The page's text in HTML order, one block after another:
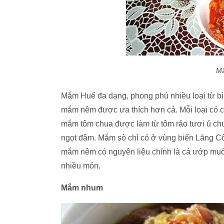
Mắm Huế đa dạng, phong phú nhiều loại từ
mắm nêm được ưa thích hơn cả. Mỗi loại có
mắm tôm chua được làm từ tôm rảo tươi ủ
ngọt đậm. Mắm sò chỉ có ở vùng biển Lăng
mắm nêm có nguyên liệu chính là cá ướp
nhiều món.
Mắm nhum